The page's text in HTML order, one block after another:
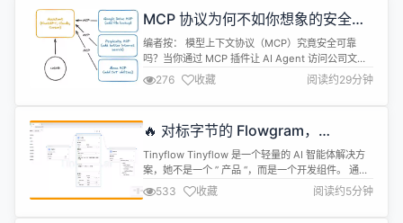
MCP 协议为何不如你想象的安全？
从技术专家视角解读
编者按： 模型上下文协议（MCP）究竟安全可靠
吗？当你通过 MCP 插件让 AI Agent 访问公司文
档、员工聊天记录或客户信息时，你真的了解潜在的
安全风险吗？ 文章详细剖析了 MCP 存在的四大问
题：协议自身的安全性不足，包括缺乏标准化的身份
方面的局限，如缺乏工具风险分级和成本控制；大语
言模型安全方面的挑战，...
276 收藏 阅读约29分钟
🔥 对标字节的 Flowgram，
Tinyflow v0.1.10 发布
Tinyflow Tinyflow 是一个轻量的 AI 智能体解决方
案，她不是一个 ” 产品 “，而是一个开发组件。 通过
集成 Tinyflow，您可以使得任何的传统应用，具备
AI 智能体编排的能力。 特性 Tinyflow 前端基于
Web Component 开发，因此支持 React、Vue、
533 收藏 阅读约5分钟